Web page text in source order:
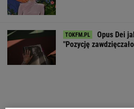
Opus Dei
"Pozycję